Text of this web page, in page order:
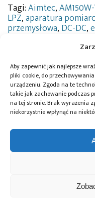
Aby zapewnić jak najlepsze
pliki cookie, do
urządzeniu. Zgoda na te
takie jak zachowanie podczas
na tej stronie. Brak wyrażenia
niekorzystnie wpłynąć na
Tagi:Aimtec,
LPZ,aparatura
przemysłowa, DC-DC,
fotowoltaika
energii
Przeczytaj również: